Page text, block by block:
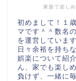
家族で楽し
初めまして！１
マです＾＾数名
を運営していま
日々余裕を持ち
娯楽について紹
ん、家でも楽し
負けず、一緒に